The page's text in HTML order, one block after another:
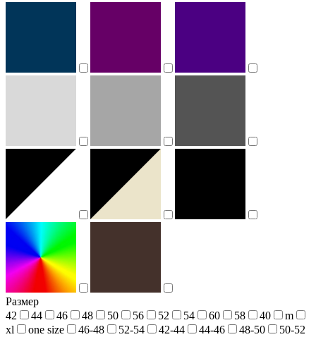
Размер
42
44 46 48 50 56 52 54 60 58 40
m
xl
one size 46-48 52-54 42-44 44-46 48-50
50-52